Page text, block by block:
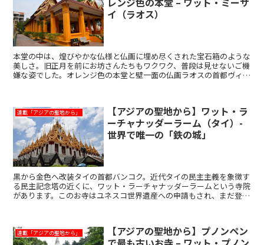
イ（ラオス）
本堂の中は、煌びやかな仏様と仏画に埋め尽くされた宝石箱のような
美しさ。旧正月を前にお坊さんたちもワクワク、普段は見せないご機
嫌な姿でした。オレンジ色の本堂と壁一面の仏画ラオスの首都ヴィエ
連載「アジアの聖地から」
【アジアの聖地から】ワット・ラ
ーチャナッダーラーム（タイ）-
世界で唯一の「鉄の城」
黒から金色へ改装タイの首都バンコク。近代タイの民主主義を象徴す
る民主記念塔の近くに、ワット・ラーチャナッダーラームという寺院
があります。このお寺はユネスコ世界遺産への申請もされ、まだ登録
連載「アジアの聖地から」
【アジアの聖地から】プノンペン